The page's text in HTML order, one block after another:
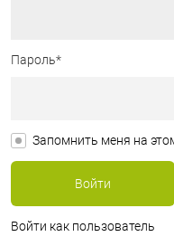
Пароль*
Запомнить меня на
Войти как пользователь